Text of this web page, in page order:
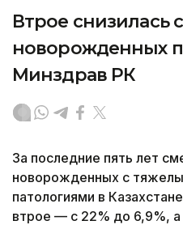
Втрое снизилась
новорожденных
Минздрав РК
За последние пять лет
новорожденных с
патологиями в
втрое — с 22% до 6,9%, а